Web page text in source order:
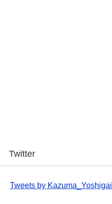
Twitter
Tweets by Kazuma_Yoshigai